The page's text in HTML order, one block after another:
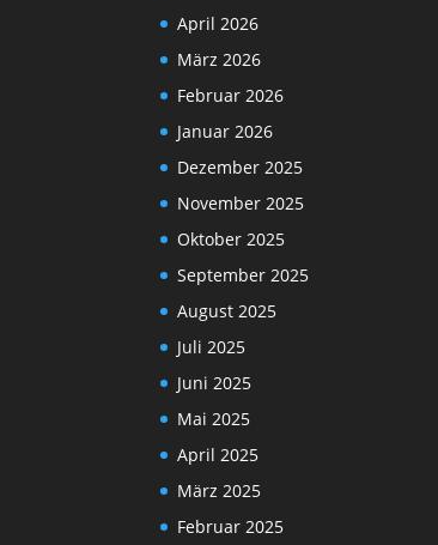
April 2026
März 2026
Februar 2026
Januar 2026
Dezember 2025
November 2025
Oktober 2025
September 2025
August 2025
Juli 2025
Juni 2025
Mai 2025
April 2025
März 2025
Februar 2025